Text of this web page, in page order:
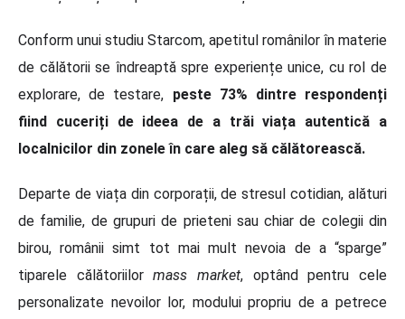
Conform unui studiu Starcom, apetitul românilor în materie
de călătorii se îndreaptă spre experiențe unice, cu rol de
explorare, de testare, peste 73% dintre respondenți
fiind cuceriți de ideea de a trăi viața autentică a
localnicilor din zonele în care aleg să călătorească.
Departe de viața din corporații, de stresul cotidian, alături
de familie, de grupuri de prieteni sau chiar de colegii din
birou, românii simt tot mai mult nevoia de a “sparge”
tiparele călătoriilormass market, optând pentru cele
personalizate nevoilor lor, modului propriu de a petrece